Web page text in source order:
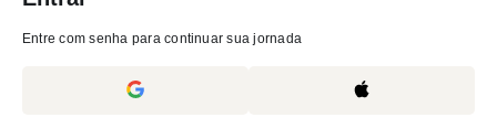
Entre com senha para continuar sua jornada